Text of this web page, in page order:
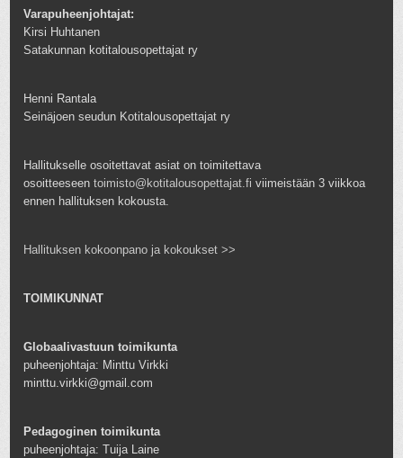
Varapuheenjohtajat:
Kirsi Huhtanen
Satakunnan kotitalousopettajat ry
Henni Rantala
Seinäjoen seudun Kotitalousopettajat ry
Hallitukselle osoitettavat asiat on toimitettava
osoitteeseentoimisto@kotitalousopettajat.fi viimeistään 3 viikkoa
ennen hallituksen kokousta.
Hallituksen kokoonpano ja kokoukset >>
TOIMIKUNNAT
Globaalivastuun toimikunta
puheenjohtaja: Minttu Virkki
minttu.virkki@gmail.com
Pedagoginen toimikunta
puheenjohtaja: Tuija Laine